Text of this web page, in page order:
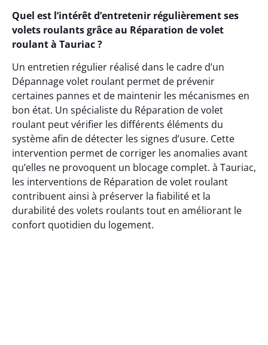
Quel est l’intérêt d’entretenir régulièrement ses
volets roulants grâce au Réparation de volet
roulant à Tauriac ?
Un entretien régulier réalisé dans le cadre d’un
Dépannage volet roulant permet de prévenir
certaines pannes et de maintenir les mécanismes en
bon état. Un spécialiste du Réparation de volet
roulant peut vérifier les différents éléments du
système afin de détecter les signes d’usure. Cette
intervention permet de corriger les anomalies avant
qu’elles ne provoquent un blocage complet. à Tauriac,
les interventions de Réparation de volet roulant
contribuent ainsi à préserver la fiabilité et la
durabilité des volets roulants tout en améliorant le
confort quotidien du logement.